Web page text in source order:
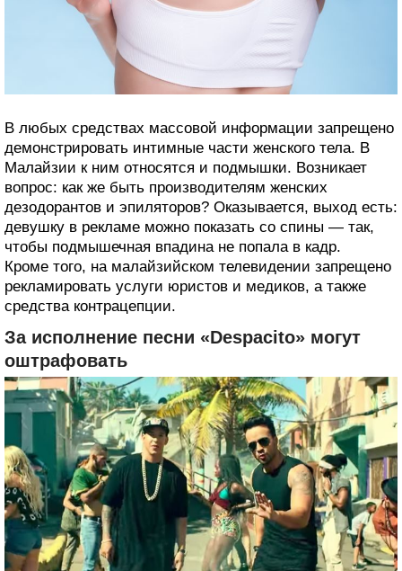
В любых средствах массовой информации запрещено
демонстрировать интимные части женского тела. В
Малайзии к ним относятся и подмышки. Возникает
вопрос: как же быть производителям женских
дезодорантов и эпиляторов? Оказывается, выход есть:
девушку в рекламе можно показать со спины — так,
чтобы подмышечная впадина не попала в кадр.
Кроме того, на малайзийском телевидении запрещено
рекламировать услуги юристов и медиков, а также
средства контрацепции.
За исполнение песни «Despacito» могут
оштрафовать